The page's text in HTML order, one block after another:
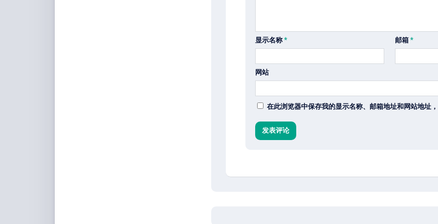
显示名称* 邮箱*
网站
在此浏览器中保存我的显示名称、邮箱地址和网站地址